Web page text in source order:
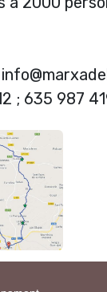
; 635 987